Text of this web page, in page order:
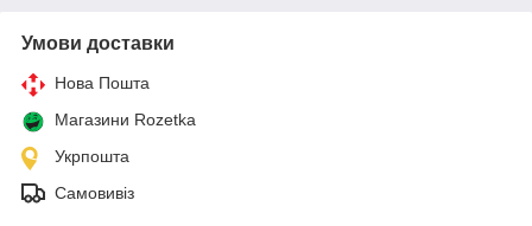
Умови доставки
Нова Пошта
Магазини Rozetka
Укрпошта
Самовивіз